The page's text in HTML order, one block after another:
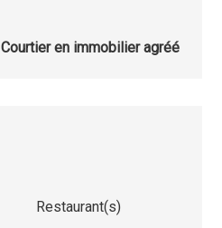
Courtier en immobilier agréé
Restaurant(s)